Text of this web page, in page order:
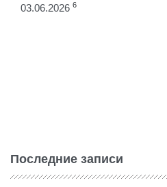
03.06.2026 6
Последние записи